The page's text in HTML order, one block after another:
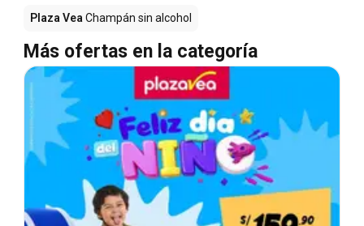
Plaza Vea Champán sin alcohol
Más ofertas en la categoría